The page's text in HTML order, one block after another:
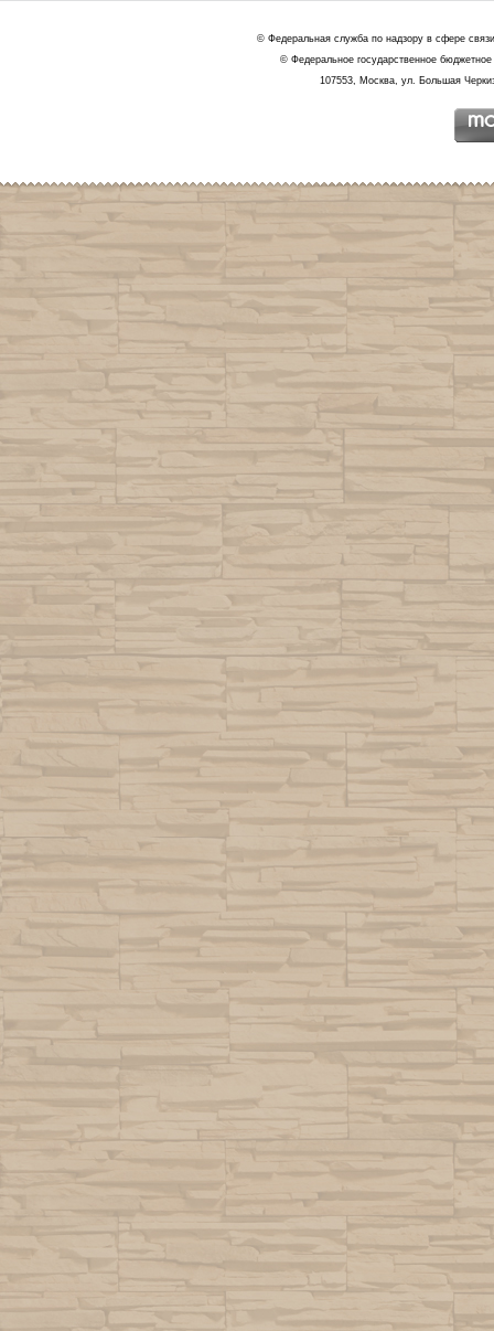
© Федеральная служба по надзору в сфере
© Федеральное государственное
107553, Москва, ул. Большая